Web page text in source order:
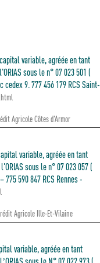
variable, agréée en tant
sous le n° 07 023 501 (
9. 777 456 179 RCS Saint-
Agricole Côtes d'Armor
variable, agréée en tant
sous le n° 07 023 057 (
590 847 RCS Rennes -
Agricole Ille-Et-Vilaine
variable, agréée en tant